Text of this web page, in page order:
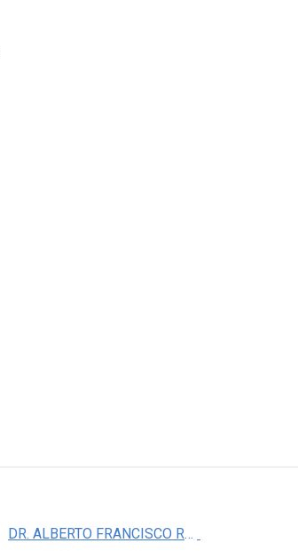
DR. ALBERTO FRANCISCO RUBIO GUERRA